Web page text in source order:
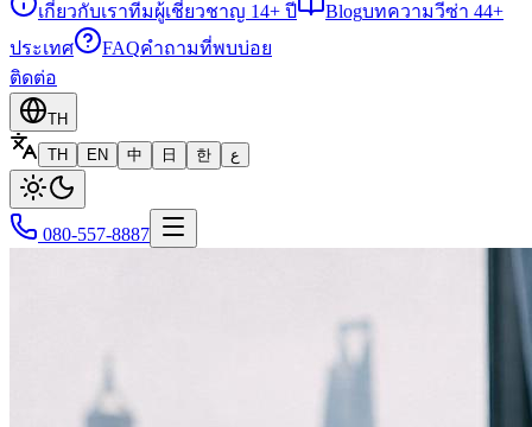
เกี่ยวกับเราทีมผู้เชี่ยวชาญ 14+ ปี Blogบทความวีซ่า 44+
ประเทศ
FAQคำถามที่พบบ่อย
ติดต่อ
TH
TH
EN 中 日 한 ع
080-557-8887